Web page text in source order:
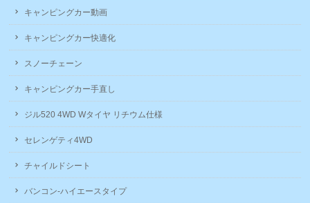
キャンピングカー動画
キャンピングカー快適化
スノーチェーン
キャンピングカー手直し
ジル520 4WD Wタイヤ リチウム仕様
セレンゲティ4WD
チャイルドシート
バンコン-ハイエースタイプ